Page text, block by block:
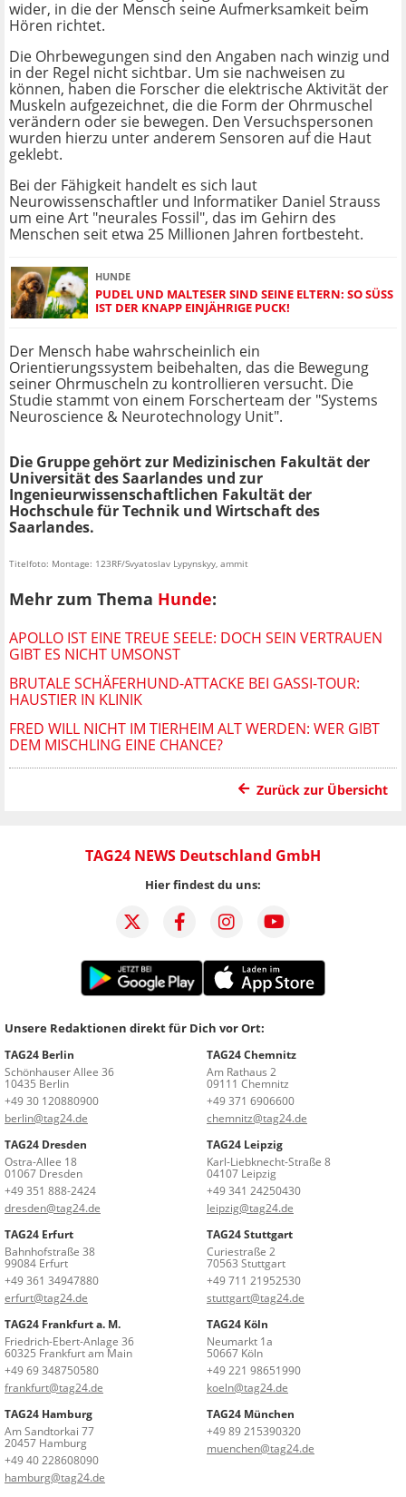
wider, in die der Mensch seine Aufmerksamkeit beim
Hören richtet.
Die Ohrbewegungen sind den Angaben nach winzig und
in der Regel nicht sichtbar. Um sie nachweisen zu
können, haben die Forscher die elektrische Aktivität der
Muskeln aufgezeichnet, die die Form der Ohrmuschel
verändern oder sie bewegen. Den Versuchspersonen
wurden hierzu unter anderem Sensoren auf die Haut
geklebt.
Bei der Fähigkeit handelt es sich laut
Neurowissenschaftler und Informatiker Daniel Strauss
um eine Art "neurales Fossil", das im Gehirn des
Menschen seit etwa 25 Millionen Jahren fortbesteht.
HUNDE
PUDEL UND MALTESER SIND SEINE ELTERN: SO SÜSS I
ST DER KNAPP EINJÄHRIGE PUCK!
Der Mensch habe wahrscheinlich ein
Orientierungssystem beibehalten, das die Bewegung
seiner Ohrmuscheln zu kontrollieren versucht. Die
Studie stammt von einem Forscherteam der "Systems
Neuroscience & Neurotechnology Unit".
Die Gruppe gehört zur Medizinischen Fakultät der
Universität des Saarlandes und zur
Ingenieurwissenschaftlichen Fakultät der
Hochschule für Technik und Wirtschaft des
Saarlandes.
Titelfoto: Montage: 123RF/Svyatoslav Lypynskyy, ammit
Mehr zum Thema Hunde:
APOLLO IST EINE TREUE SEELE: DOCH SEIN VERTRAUEN
GIBT ES NICHT UMSONST
BRUTALE SCHÄFERHUND-ATTACKE BEI GASSI-TOUR:
HAUSTIER IN KLINIK
FRED WILL NICHT IM TIERHEIM ALT WERDEN: WER GIBT
DEM MISCHLING EINE CHANCE?
Zurück zur Übersicht
TAG24 NEWS Deutschland GmbH
Hier findest du uns:
Unsere Redaktionen direkt für Dich vor Ort:
TAG24 Berlin
Schönhauser Allee 36
10435 Berlin
+49 30 120880900
berlin@tag24.de
TAG24 Chemnitz
Am Rathaus 2
09111 Chemnitz
+49 371 6906600
chemnitz@tag24.de
TAG24 Dresden
Ostra-Allee 18
01067 Dresden
+49 351 888-2424
dresden@tag24.de
TAG24 Leipzig
Karl-Liebknecht-Straße 8
04107 Leipzig
+49 341 24250430
leipzig@tag24.de
TAG24 Erfurt
Bahnhofstraße 38
99084 Erfurt
+49 361 34947880
erfurt@tag24.de
TAG24 Stuttgart
Curiestraße 2
70563 Stuttgart
+49 711 21952530
stuttgart@tag24.de
TAG24 Frankfurt a. M.
Friedrich-Ebert-Anlage 36
60325 Frankfurt am Main
+49 69 348750580
frankfurt@tag24.de
TAG24 Köln
Neumarkt 1a
50667 Köln
+49 221 98651990
koeln@tag24.de
TAG24 Hamburg
Am Sandtorkai 77
20457 Hamburg
+49 40 228608090
hamburg@tag24.de
TAG24 München
+49 89 215390320
muenchen@tag24.de